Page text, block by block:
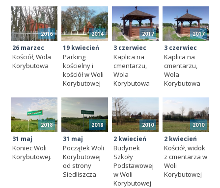
2016
26 marzec
Kościół, Wola
Korybutowa
2014
19 kwiecień
Parking
kościelny i
kościół w Woli
Korybutowej
2017
3 czerwiec
Kaplica na
cmentarzu,
Wola
Korybutowa
2017
3 czerwiec
Kaplica na
cmentarzu,
Wola
Korybutowa
2018
31 maj
Koniec Woli
Korybutowej.
2018
31 maj
Początek Woli
Korybutowej
od strony
Siedliszcza
2010
2 kwiecień
Budynek
Szkoły
Podstawowej
w Woli
Korybutowej
2010
2 kwiecień
Kościół, widok
z cmentarza w
Woli
Korybutowej